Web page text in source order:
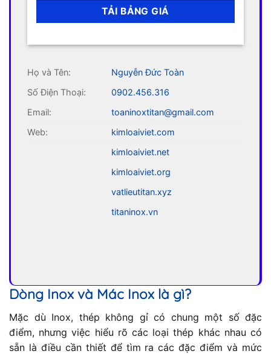
Họ và Tên:
Nguyễn Đức Toàn
Số Điện Thoại:
0902.456.316
Email:
toaninoxtitan@gmail.com
Web:
kimloaiviet.com
kimloaiviet.net
kimloaiviet.org
vatlieutitan.xyz
titaninox.vn
Dòng Inox và Mác Inox là gì?
Mặc dù Inox, thép không gỉ có chung một số đặc
điểm, nhưng việc hiểu rõ các loại thép khác nhau có
sẵn là điều cần thiết để tìm ra các đặc điểm và mức